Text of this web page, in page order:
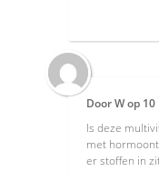
DoorWop 10
Is deze
met
er stoffen in